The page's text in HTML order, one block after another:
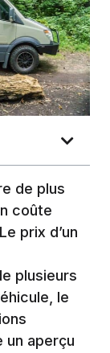
de plus
coûte
prix d’un
plusieurs
le
un aperçu